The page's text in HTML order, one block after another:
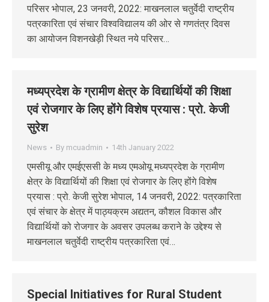
परिसर भोपाल, 23 जनवरी, 2022: माखनलाल चतुर्वेदी राष्ट्रीय
पत्रकारिता एवं संचार विश्वविद्यालय की ओर से गणतंत्र दिवस
का आयोजन विशनखेड़ी स्थित नये परिसर…
मध्यप्रदेश के ग्रामीण क्षेत्र के विद्यार्थियों की शिक्षा
एवं रोजगार के लिए होंगे विशेष प्रयास : प्रो. केजी
सुरेश
News By mcuadmin 14th January 2022
एमसीयू और एमईएससी के मध्य एमओयू मध्यप्रदेश के ग्रामीण
क्षेत्र के विद्यार्थियों की शिक्षा एवं रोजगार के लिए होंगे विशेष
प्रयास : प्रो. केजी सुरेश भोपाल, 14 जनवरी, 2022: पत्रकारिता
एवं संचार के क्षेत्र में पाठ्यक्रम अद्यतन, कौशल विकास और
विद्यार्थियों को रोजगार के अवसर उपलब्ध कराने के उद्देश्य से
माखनलाल चतुर्वेदी राष्ट्रीय पत्रकारिता एवं…
Special Initiatives for Rural Student